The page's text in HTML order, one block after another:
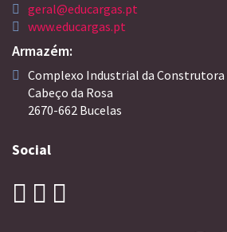
geral@educargas.pt
www.educargas.pt
Armazém:
Complexo Industrial da Construtora
Cabeço da Rosa
2670-662 Bucelas
Social